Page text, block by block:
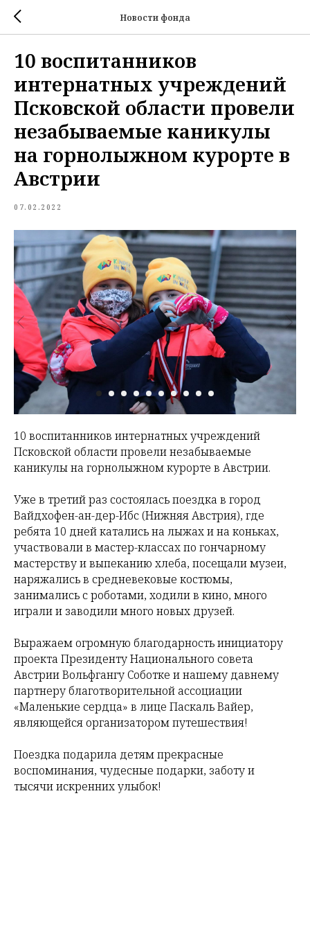
Новости фонда
10 воспитанников
интернатных учреждений
Псковской области провели
незабываемые каникулы
на горнолыжном курорте в
Австрии
07.02.2022
10 воспитанников интернатных учреждений
Псковской области провели незабываемые
каникулы на горнолыжном курорте в Австрии.
Уже в третий раз состоялась поездка в город
Вайдхофен-ан-дер-Ибс (Нижняя Австрия), где
ребята 10 дней катались на лыжах и на коньках,
участвовали в мастер-классах по гончарному
мастерству и выпеканию хлеба, посещали музеи,
наряжались в средневековые костюмы,
занимались с роботами, ходили в кино, много
играли и заводили много новых друзей.
Выражаем огромную благодарность инициатору
проекта Президенту Национального совета
Австрии Вольфгангу Соботке и нашему давнему
партнеру благотворительной ассоциации
«Маленькие сердца» в лице Паскаль Вайер,
являющейся организатором путешествия!
Поездка подарила детям прекрасные
воспоминания, чудесные подарки, заботу и
тысячи искренних улыбок!